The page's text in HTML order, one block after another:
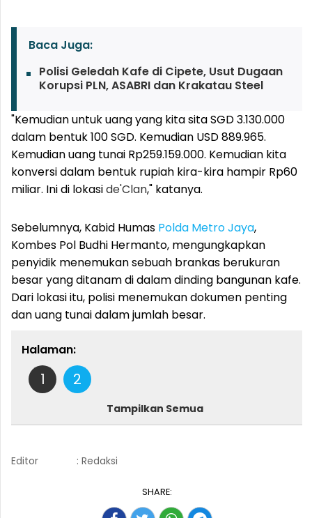
Baca Juga:
Polisi Geledah Kafe di Cipete, Usut Dugaan
Korupsi PLN, ASABRI dan Krakatau Steel
"Kemudian untuk uang yang kita sita SGD 3.130.000
dalam bentuk 100 SGD. Kemudian USD 889.965.
Kemudian uang tunai Rp259.159.000. Kemudian kita
konversi dalam bentuk rupiah kira-kira hampir Rp60
miliar. Ini di lokaside'Clan," katanya.
Sebelumnya, Kabid Humas Polda Metro Jaya,
Kombes Pol Budhi Hermanto, mengungkapkan
penyidik menemukan sebuah brankas berukuran
besar yang ditanam di dalam dinding bangunan kafe.
Dari lokasi itu, polisi menemukan dokumen penting
dan uang tunai dalam jumlah besar.
Halaman:
1 2
Tampilkan Semua
Editor : Redaksi
SHARE: